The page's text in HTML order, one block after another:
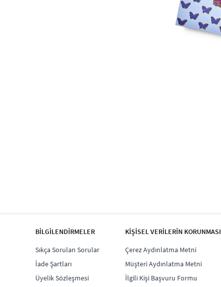
BİLGİLENDİRMELER
Sıkça Sorulan Sorular
İade Şartları
Üyelik Sözleşmesi
KİŞİSEL VERİLERİN KORUNMASI
Çerez Aydınlatma Metni
Müşteri Aydınlatma Metni
İlgili Kişi Başvuru Formu